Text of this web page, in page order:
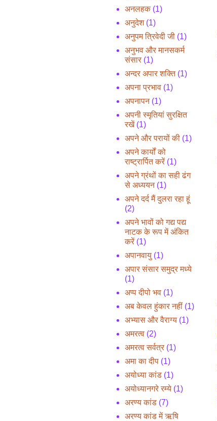
अनलहक (1)
अनुदेश (1)
अनुपम त्रिवेदी जी (1)
अनुभव और मानसकर्म
संसार (1)
अन्दर अपार शक्ति (1)
अपना प्रभाव (1)
अपनापन (1)
अपनी स्मृतियां सुरक्षित
रखें (1)
अपने और परायों की (1)
अपने कार्यों को
राष्ट्रार्पित करें (1)
अपने ग्रंथों का सही ढंग
से अध्ययन (1)
अपने दर्द मैं दुलरा रहा हूं
(2)
अपने भावों को गद्य पद्य
नाटक के रूप में अंकित
करें (1)
अपानवायु (1)
अपार संसार समुद्र मध्ये
(1)
अप्प दीपो भव (1)
अब केवल हुंकार नहीं (1)
अभ्यास और वैराग्य (1)
अमरत्व (2)
अमरत्व सर्वत्र (1)
अमा का दीप (1)
अयोध्या कांड (1)
अयोध्यानगरे रम्ये (1)
अरण्य कांड (7)
अरण्य कांड में ऋषि